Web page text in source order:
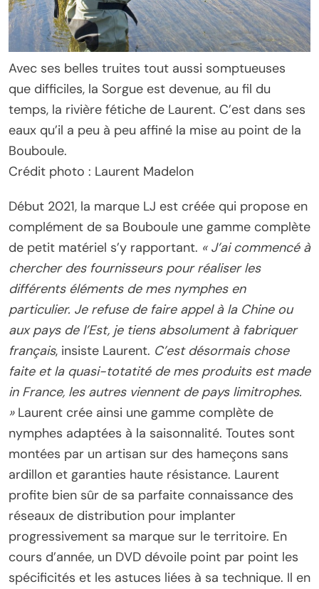
Avec ses belles truites tout aussi somptueuses
que difficiles, la Sorgue est devenue, au fil du
temps, la rivière fétiche de Laurent. C’est dans ses
eaux qu’il a peu à peu affiné la mise au point de la
Bouboule.
Crédit photo : Laurent Madelon
Début 2021, la marque LJ est créée qui propose en
complément de sa Bouboule une gamme complète
de petit matériel s’y rapportant. « J’ai commencé à
chercher des fournisseurs pour réaliser les
différents éléments de mes nymphes en
particulier. Je refuse de faire appel à la Chine ou
aux pays de l’Est, je tiens absolument à fabriquer
français, insiste Laurent. C’est désormais chose
faite et la quasi-totatité de mes produits est made
in France, les autres viennent de pays limitrophes.
»Laurent crée ainsi une gamme complète de
nymphes adaptées à la saisonnalité. Toutes sont
montées par un artisan sur des hameçons sans
ardillon et garanties haute résistance. Laurent
profite bien sûr de sa parfaite connaissance des
réseaux de distribution pour implanter
progressivement sa marque sur le territoire. En
cours d’année, un DVD dévoile point par point les
spécificités et les astuces liées à sa technique. Il en